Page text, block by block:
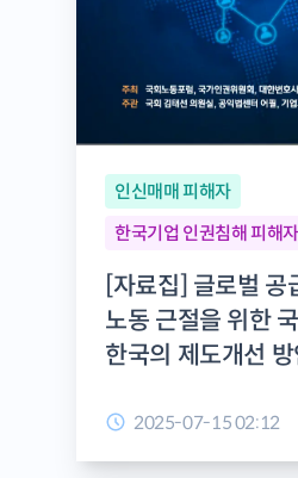
인신매매 피해자
한국기업 인권침해 피해자
[자료집] 글로벌 공
노동 근절을 위한
한국의 제도개선
2025-07-15 02:12